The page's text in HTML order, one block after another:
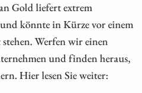
Gold liefert extrem
könnte in Kürze vor einem
Werfen wir einen
und finden heraus,
Hier lesen Sie weiter: